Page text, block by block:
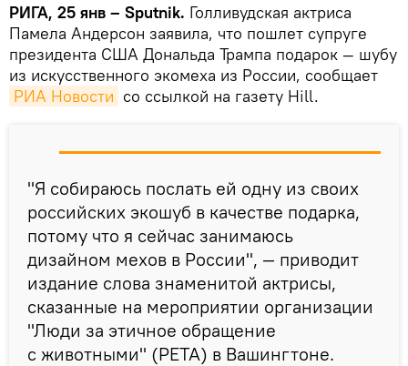
РИГА, 25 янв – Sputnik. Голливудская актриса
Памела Андерсон заявила, что пошлет супруге
президента США Дональда Трампа подарок — шубу
из искусственного экомеха из России, сообщает
РИА Новости со ссылкой на газету Hill.
"Я собираюсь послать ей одну из своих
российских экошуб в качестве подарка,
потому что я сейчас занимаюсь
дизайном мехов в России", — приводит
издание слова знаменитой актрисы,
сказанные на мероприятии организации
"Люди за этичное обращение
с животными" (PETA) в Вашингтоне.